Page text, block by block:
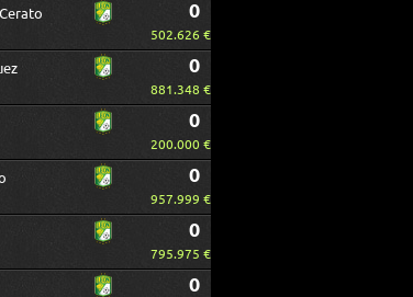
0
502.626 €
0
881.348 €
0
200.000 €
0
957.999 €
0
795.975 €
0